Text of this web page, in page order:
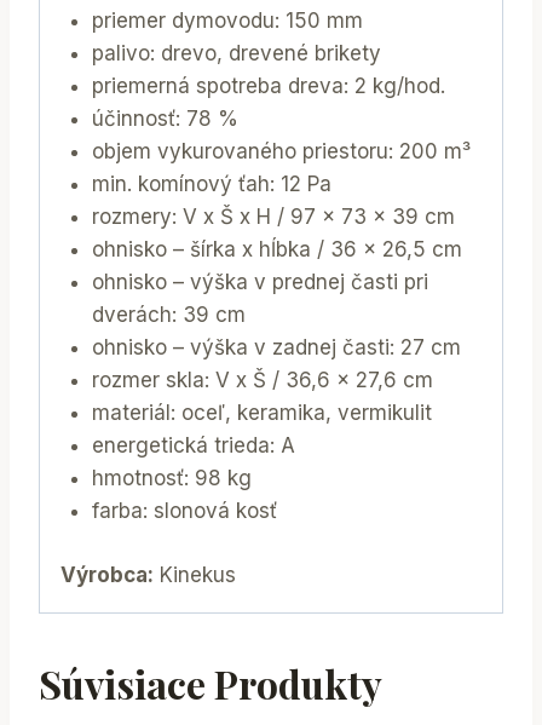
priemer dymovodu: 150 mm
palivo: drevo, drevené brikety
priemerná spotreba dreva: 2 kg/hod.
účinnosť: 78 %
objem vykurovaného priestoru: 200 m³
min. komínový ťah: 12 Pa
rozmery: V x Š x H / 97 x 73 x 39 cm
ohnisko – šírka x hĺbka / 36 x 26,5 cm
ohnisko – výška v prednej časti pri
dverách: 39 cm
ohnisko – výška v zadnej časti: 27 cm
rozmer skla: V x Š / 36,6 x 27,6 cm
materiál: oceľ, keramika, vermikulit
energetická trieda: A
hmotnosť: 98 kg
farba: slonová kosť
Výrobca: Kinekus
Súvisiace Produkty